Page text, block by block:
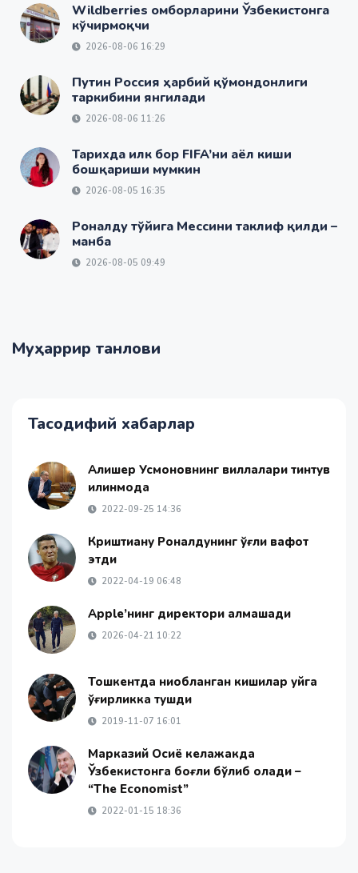
Wildberries омборларини Ўзбекистонга
кўчирмоқчи
2026-08-06 16:29
Путин Россия ҳарбий қўмондонлиги
таркибини янгилади
2026-08-06 11:26
Тарихда илк бор FIFA’ни аёл киши
бошқариши мумкин
2026-08-05 16:35
Роналду тўйига Мессини таклиф қилди –
манба
2026-08-05 09:49
Муҳаррир танлови
Тасодифий хабарлар
Алишер Усмоновнинг виллалари тинтув
қилинмоқда
2022-09-25 14:36
Криштиану Роналдунинг ўғли вафот
этди
2022-04-19 06:48
Apple’нинг директори алмашади
2026-04-21 10:22
Тошкентда ниқобланган кишилар уйга
ўғирликка тушди
2019-11-07 16:01
Марказий Осиё келажакда
Ўзбекистонга боғлиқ бўлиб қолади –
“The Economist”
2022-01-15 18:36